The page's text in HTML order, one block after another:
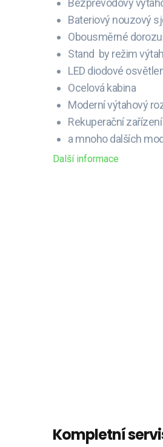
Bezpřevodový
Bateriový nouzový
Obousměrné
Stand by režim
LED diodové
Ocelová kabina
Moderní výtahový
Rekuperační zařízení
a mnoho dalších
Další informace
Kompletní